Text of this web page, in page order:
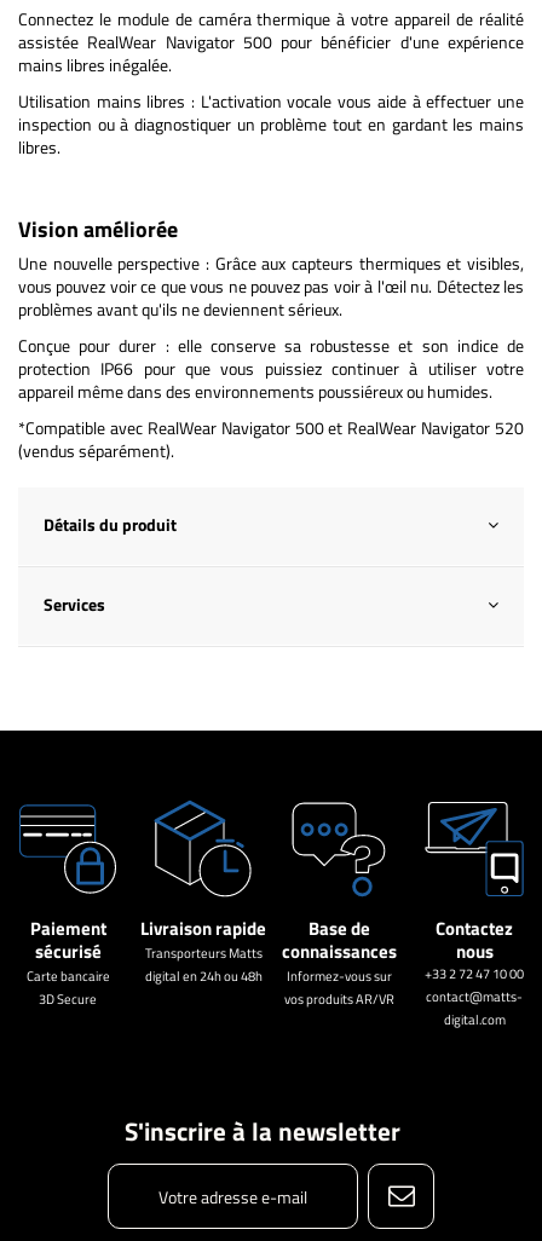
Connectez le module de caméra thermique à votre appareil de réalité
assistée RealWear Navigator 500 pour bénéficier d'une expérience
mains libres inégalée.
Utilisation mains libres : L'activation vocale vous aide à effectuer une
inspection ou à diagnostiquer un problème tout en gardant les mains
libres.
Vision améliorée
Une nouvelle perspective : Grâce aux capteurs thermiques et visibles,
vous pouvez voir ce que vous ne pouvez pas voir à l'œil nu. Détectez les
problèmes avant qu'ils ne deviennent sérieux.
Conçue pour durer : elle conserve sa robustesse et son indice de
protection IP66 pour que vous puissiez continuer à utiliser votre
appareil même dans des environnements poussiéreux ou humides.
*Compatible avec RealWear Navigator 500 et RealWear Navigator 520
(vendus séparément).
Détails du produit
Services
Paiement
sécurisé
Carte bancaire
3D Secure
Livraison rapide
Transporteurs Matts
digital en 24h ou 48h
Base de
connaissances
Informez-vous sur
vos produits AR/VR
Contactez
nous
+33 2 72 47 10 00
contact@matts-
digital.com
S'inscrire à la newsletter